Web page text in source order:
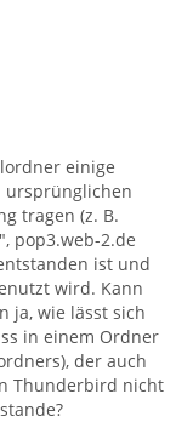
einige
ursprünglichen
tragen (z. B.
pop3.web-2.de
ist und
wird. Kann
ja, wie lässt sich
in einem Ordner
der auch
Thunderbird nicht